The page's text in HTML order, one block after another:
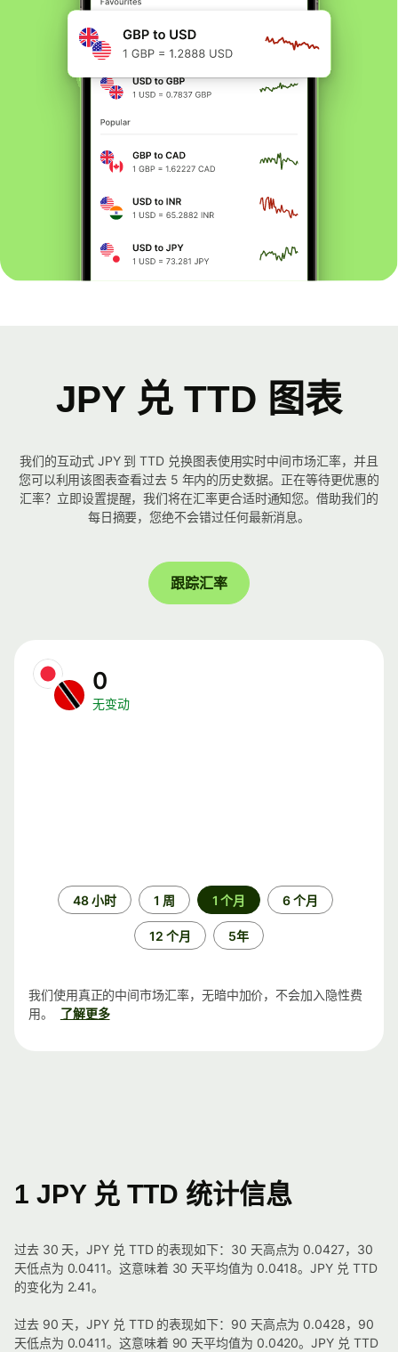
JPY 兑 TTD 图表
我们的互动式 JPY 到 TTD 兑换图表使用实时中间市场汇率，并且
您可以利用该图表查看过去 5 年内的历史数据。正在等待更优惠的
汇率？立即设置提醒，我们将在汇率更合适时通知您。借助我们的
每日摘要，您绝不会错过任何最新消息。
跟踪汇率
0
无变动
48 小时 1 周 1 个月 6 个月
12 个月 5年
我们使用真正的中间市场汇率，无暗中加价，不会加入隐性费
用。
了解更多
1 JPY 兑 TTD 统计信息
过去 30 天，JPY 兑 TTD 的表现如下：30 天高点为 0.0427，30
天低点为 0.0411。这意味着 30 天平均值为 0.0418。JPY 兑 TTD
的变化为 2.41。
过去 90 天，JPY 兑 TTD 的表现如下：90 天高点为 0.0428，90
天低点为 0.0411。这意味着 90 天平均值为 0.0420。JPY 兑 TTD